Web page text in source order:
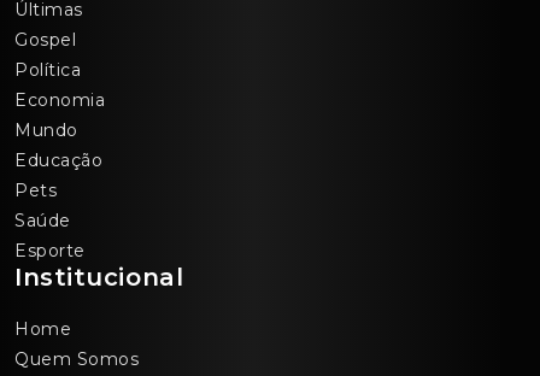
Últimas
Gospel
Política
Economia
Mundo
Educação
Pets
Saúde
Esporte
Institucional
Home
Quem Somos